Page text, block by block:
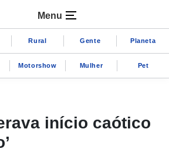
Menu
Rural Gente Planeta
Motorshow Mulher Pet
início caótico